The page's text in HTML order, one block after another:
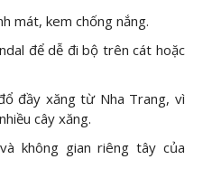
mát, kem chống nắng.
để dễ đi bộ trên cát hoặc
đầy xăng từ Nha Trang, vì
cây xăng.
không gian riêng tây của